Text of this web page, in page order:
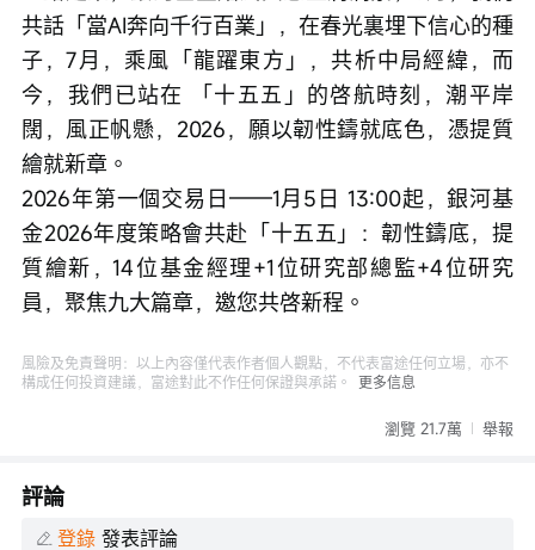
共話「當AI奔向千行百業」，在春光裏埋下信心的種
子，7月，乘風「龍躍東方」，共析中局經緯，而
今，我們已站在 「十五五」的啓航時刻，潮平岸
闊，風正帆懸，2026，願以韌性鑄就底色，憑提質
繪就新章。
2026年第一個交易日——1月5日 13:00起，銀河基
金2026年度策略會共赴「十五五」：韌性鑄底，提
質繪新，14位基金經理+1位研究部總監+4位研究
員，聚焦九大篇章，邀您共啓新程。
風險及免責聲明：以上內容僅代表作者個人觀點，不代表富途任何立場，亦不
構成任何投資建議，富途對此不作任何保證與承諾。
更多信息
瀏覽 21.7萬 舉報
評論
登錄 發表評論